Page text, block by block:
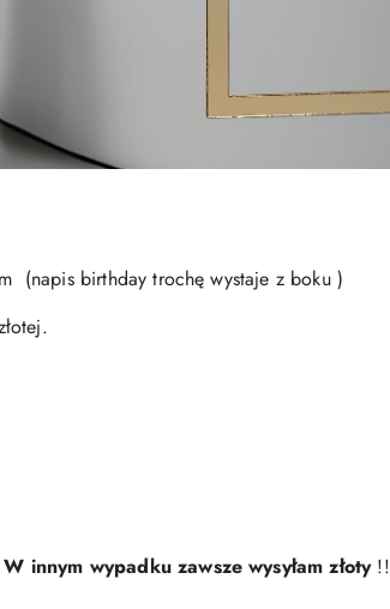
(napis birthday trochę wystaje z boku )
innym wypadku zawsze wysyłam złoty!!